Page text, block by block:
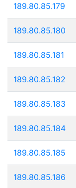
189.80.85.179
189.80.85.180
189.80.85.181
189.80.85.182
189.80.85.183
189.80.85.184
189.80.85.185
189.80.85.186